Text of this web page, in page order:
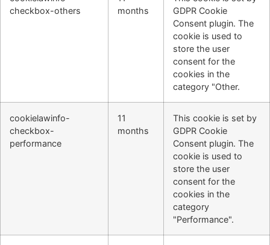
checkbox-others
months
GDPR Cookie
Consent plugin. The
cookie is used to
store the user
consent for the
cookies in the
category "Other.
cookielawinfo-
checkbox-
performance
11
months
This cookie is set by
GDPR Cookie
Consent plugin. The
cookie is used to
store the user
consent for the
cookies in the
category
"Performance".